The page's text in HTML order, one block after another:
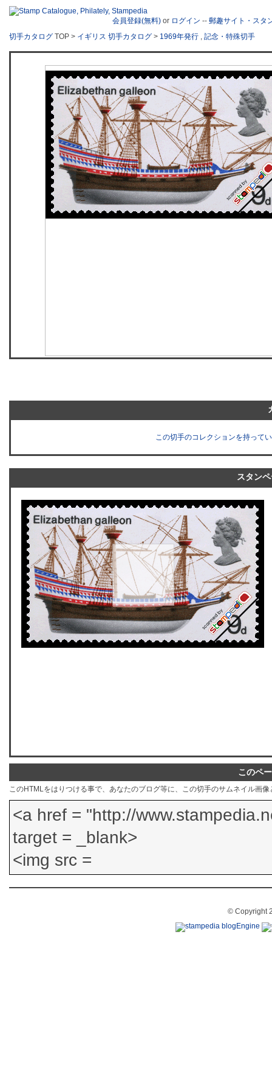
会員登録(無料) or ログイン -- 郵趣サイト・スタ
切手カタログ TOP > イギリス 切手カタログ > 1969年発行 , 記念・特殊切手
この切手のコレクションを持って
スタン
このペ
このHTMLをはりつける事で、あなたのブログ等に、この切手のサムネイル画
© Copyright